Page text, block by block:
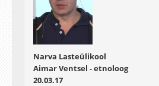
Narva Lasteülikool
Aimar Ventsel - etnoloog
20.03.17